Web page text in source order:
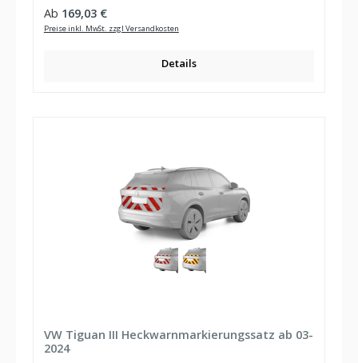
Regulärer Preis:
Ab 169,03 €
Preise inkl. MwSt. zzgl Versandkosten
Details
VW Tiguan III Heckwarnmarkierungssatz ab 03-
2024